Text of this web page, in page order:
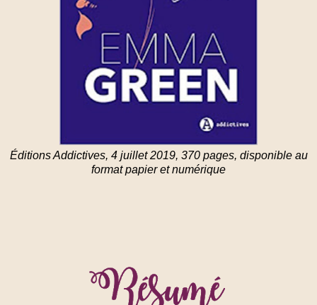
Éditions Addictives, 4 juillet 2019, 370 pages, disponible au
format papier et numérique